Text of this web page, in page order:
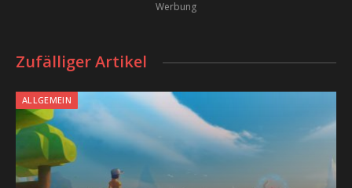
Werbung
Zufälliger Artikel
ALLGEMEIN